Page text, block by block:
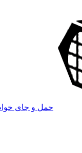
حمل و جای